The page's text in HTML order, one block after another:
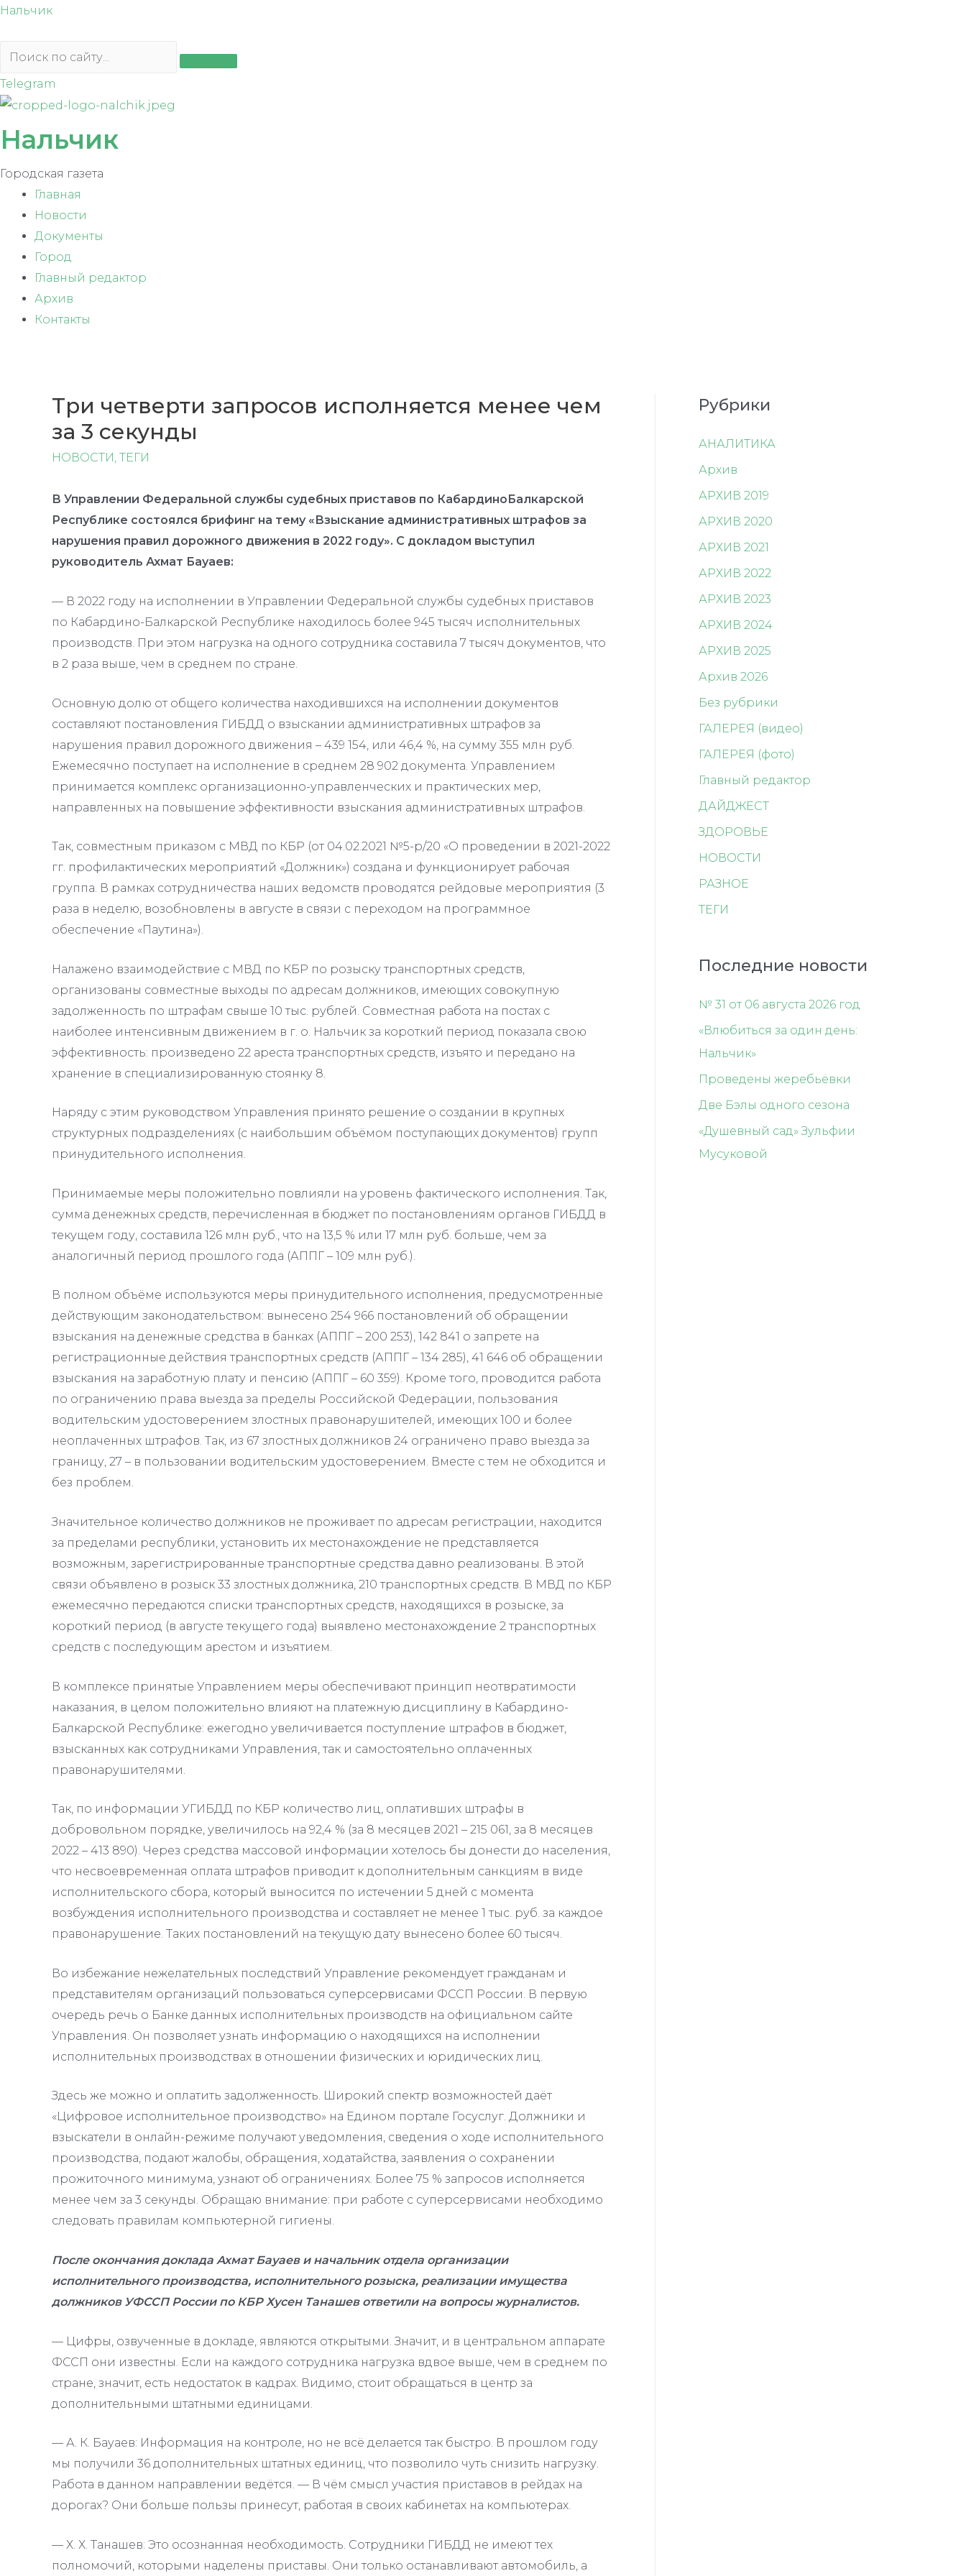
Перейти
содержимому
Нальчик
Telegram
Нальчик
Городская газета
Главная
Новости
Документы
Город
Главный редактор
Архив
Контакты
Три четверти запросов исполняется менее чем
за 3 секунды
НОВОСТИ , ТЕГИ
В Управлении Федеральной службы судебных приставов по КабардиноБалкарской
Республике состоялся брифинг на тему «Взыскание административных штрафов за
нарушения правил дорожного движения в 2022 году». С докладом выступил
руководитель Ахмат Бауаев:
— В 2022 году на исполнении в Управлении Федеральной службы судебных приставов
по Кабардино-Балкарской Республике находилось более 945 тысяч исполнительных
производств. При этом нагрузка на одного сотрудника составила 7 тысяч документов, что
в 2 раза выше, чем в среднем по стране.
Основную долю от общего количества находившихся на исполнении документов
составляют постановления ГИБДД о взыскании административных штрафов за
нарушения правил дорожного движения – 439 154, или 46,4 %, на сумму 355 млн руб.
Ежемесячно поступает на исполнение в среднем 28 902 документа. Управлением
принимается комплекс организационно-управленческих и практических мер,
направленных на повышение эффективности взыскания административных штрафов.
Так, совместным приказом с МВД по КБР (от 04.02.2021 №5-р/20 «О проведении в 2021-2022
гг. профилактических мероприятий «Должник») создана и функционирует рабочая
группа. В рамках сотрудничества наших ведомств проводятся рейдовые мероприятия (3
раза в неделю, возобновлены в августе в связи с переходом на программное
обеспечение «Паутина»).
Налажено взаимодействие с МВД по КБР по розыску транспортных средств,
организованы совместные выходы по адресам должников, имеющих совокупную
задолженность по штрафам свыше 10 тыс. рублей. Совместная работа на постах с
наиболее интенсивным движением в г. о. Нальчик за короткий период показала свою
эффективность: произведено 22 ареста транспортных средств, изъято и передано на
хранение в специализированную стоянку 8.
Наряду с этим руководством Управления принято решение о создании в крупных
структурных подразделениях (с наибольшим объёмом поступающих документов) групп
принудительного исполнения.
Принимаемые меры положительно повлияли на уровень фактического исполнения. Так,
сумма денежных средств, перечисленная в бюджет по постановлениям органов ГИБДД в
текущем году, составила 126 млн руб., что на 13,5 % или 17 млн руб. больше, чем за
аналогичный период прошлого года (АППГ – 109 млн руб.).
В полном объёме используются меры принудительного исполнения, предусмотренные
действующим законодательством: вынесено 254 966 постановлений об обращении
взыскания на денежные средства в банках (АППГ – 200 253), 142 841 о запрете на
регистрационные действия транспортных средств (АППГ – 134 285), 41 646 об обращении
взыскания на заработную плату и пенсию (АППГ – 60 359). Кроме того, проводится работа
по ограничению права выезда за пределы Российской Федерации, пользования
водительским удостоверением злостных правонарушителей, имеющих 100 и более
неоплаченных штрафов. Так, из 67 злостных должников 24 ограничено право выезда за
границу, 27 – в пользовании водительским удостоверением. Вместе с тем не обходится и
без проблем.
Значительное количество должников не проживает по адресам регистрации, находится
за пределами республики, установить их местонахождение не представляется
возможным, зарегистрированные транспортные средства давно реализованы. В этой
связи объявлено в розыск 33 злостных должника, 210 транспортных средств. В МВД по КБР
ежемесячно передаются списки транспортных средств, находящихся в розыске, за
короткий период (в августе текущего года) выявлено местонахождение 2 транспортных
средств с последующим арестом и изъятием.
В комплексе принятые Управлением меры обеспечивают принцип неотвратимости
наказания, в целом положительно влияют на платежную дисциплину в Кабардино-
Балкарской Республике: ежегодно увеличивается поступление штрафов в бюджет,
взысканных как сотрудниками Управления, так и самостоятельно оплаченных
правонарушителями.
Так, по информации УГИБДД по КБР количество лиц, оплативших штрафы в
добровольном порядке, увеличилось на 92,4 % (за 8 месяцев 2021 – 215 061, за 8 месяцев
2022 – 413 890). Через средства массовой информации хотелось бы донести до населения,
что несвоевременная оплата штрафов приводит к дополнительным санкциям в виде
исполнительского сбора, который выносится по истечении 5 дней с момента
возбуждения исполнительного производства и составляет не менее 1 тыс. руб. за каждое
правонарушение. Таких постановлений на текущую дату вынесено более 60 тысяч.
Во избежание нежелательных последствий Управление рекомендует гражданам и
представителям организаций пользоваться суперсервисами ФССП России. В первую
очередь речь о Банке данных исполнительных производств на официальном сайте
Управления. Он позволяет узнать информацию о находящихся на исполнении
исполнительных производствах в отношении физических и юридических лиц.
Здесь же можно и оплатить задолженность. Широкий спектр возможностей даёт
«Цифровое исполнительное производство» на Едином портале Госуслуг. Должники и
взыскатели в онлайн-режиме получают уведомления, сведения о ходе исполнительного
производства, подают жалобы, обращения, ходатайства, заявления о сохранении
прожиточного минимума, узнают об ограничениях. Более 75 % запросов исполняется
менее чем за 3 секунды. Обращаю внимание: при работе с суперсервисами необходимо
следовать правилам компьютерной гигиены.
После окончания доклада Ахмат Бауаев и начальник отдела организации
исполнительного производства, исполнительного розыска, реализации имущества
должников УФССП России по КБР Хусен Танашев ответили на вопросы журналистов.
— Цифры, озвученные в докладе, являются открытыми. Значит, и в центральном аппарате
ФССП они известны. Если на каждого сотрудника нагрузка вдвое выше, чем в среднем по
стране, значит, есть недостаток в кадрах. Видимо, стоит обращаться в центр за
дополнительными штатными единицами.
— А. К. Бауаев: Информация на контроле, но не всё делается так быстро. В прошлом году
мы получили 36 дополнительных штатных единиц, что позволило чуть снизить нагрузку.
Работа в данном направлении ведётся. — В чём смысл участия приставов в рейдах на
дорогах? Они больше пользы принесут, работая в своих кабинетах на компьютерах.
— Х. Х. Танашев: Это осознанная необходимость. Сотрудники ГИБДД не имеют тех
полномочий, которыми наделены приставы. Они только останавливают автомобиль, а
Рубрики
АНАЛИТИКА
Архив
АРХИВ 2019
АРХИВ 2020
АРХИВ 2021
АРХИВ 2022
АРХИВ 2023
АРХИВ 2024
АРХИВ 2025
Архив 2026
Без рубрики
ГАЛЕРЕЯ (видео)
ГАЛЕРЕЯ (фото)
Главный редактор
ДАЙДЖЕСТ
ЗДОРОВЬЕ
НОВОСТИ
РАЗНОЕ
ТЕГИ
Последние новости
№ 31 от 06 августа 2026 год
«Влюбиться за один день:
Нальчик»
Проведены жеребьёвки
Две Бэлы одного сезона
«Душевный сад» Зульфии
Мусуковой